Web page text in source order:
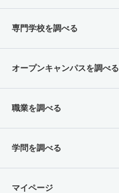
専門学校を調べる
オープンキャンパスを調べる
職業を調べる
学問を調べる
マイページ